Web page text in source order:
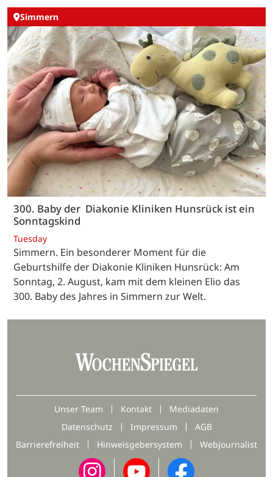
Simmern
300. Baby der Diakonie Kliniken Hunsrück ist ein
Sonntagskind
Tuesday
Simmern. Ein besonderer Moment für die
Geburtshilfe der Diakonie Kliniken Hunsrück: Am
Sonntag, 2. August, kam mit dem kleinen Elio das
300. Baby des Jahres in Simmern zur Welt.
Unser Team Kontakt
Mediadaten
Datenschutz
Impressum
AGB
Barrierefreiheit
Hinweisgebersystem Webjournalist